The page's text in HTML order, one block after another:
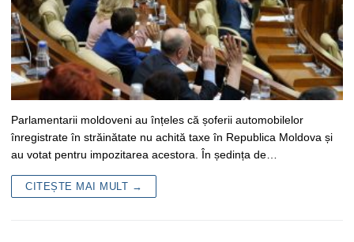
Parlamentarii moldoveni au înțeles că șoferii automobilelor
înregistrate în străinătate nu achită taxe în Republica Moldova și
au votat pentru impozitarea acestora. În ședința de…
CITEȘTE MAI MULT →